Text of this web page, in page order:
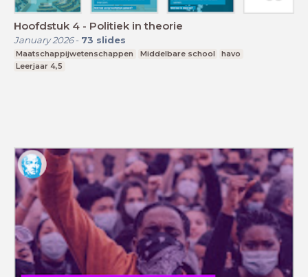
Hoofdstuk 4 - Politiek in theorie
January 2026- 73 slides
Maatschappijwetenschappen Middelbare school
havo
Leerjaar 4,5